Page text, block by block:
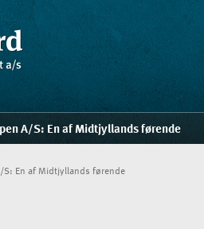
A/S: En af Midtjyllands førende
S: En af Midtjyllands førende